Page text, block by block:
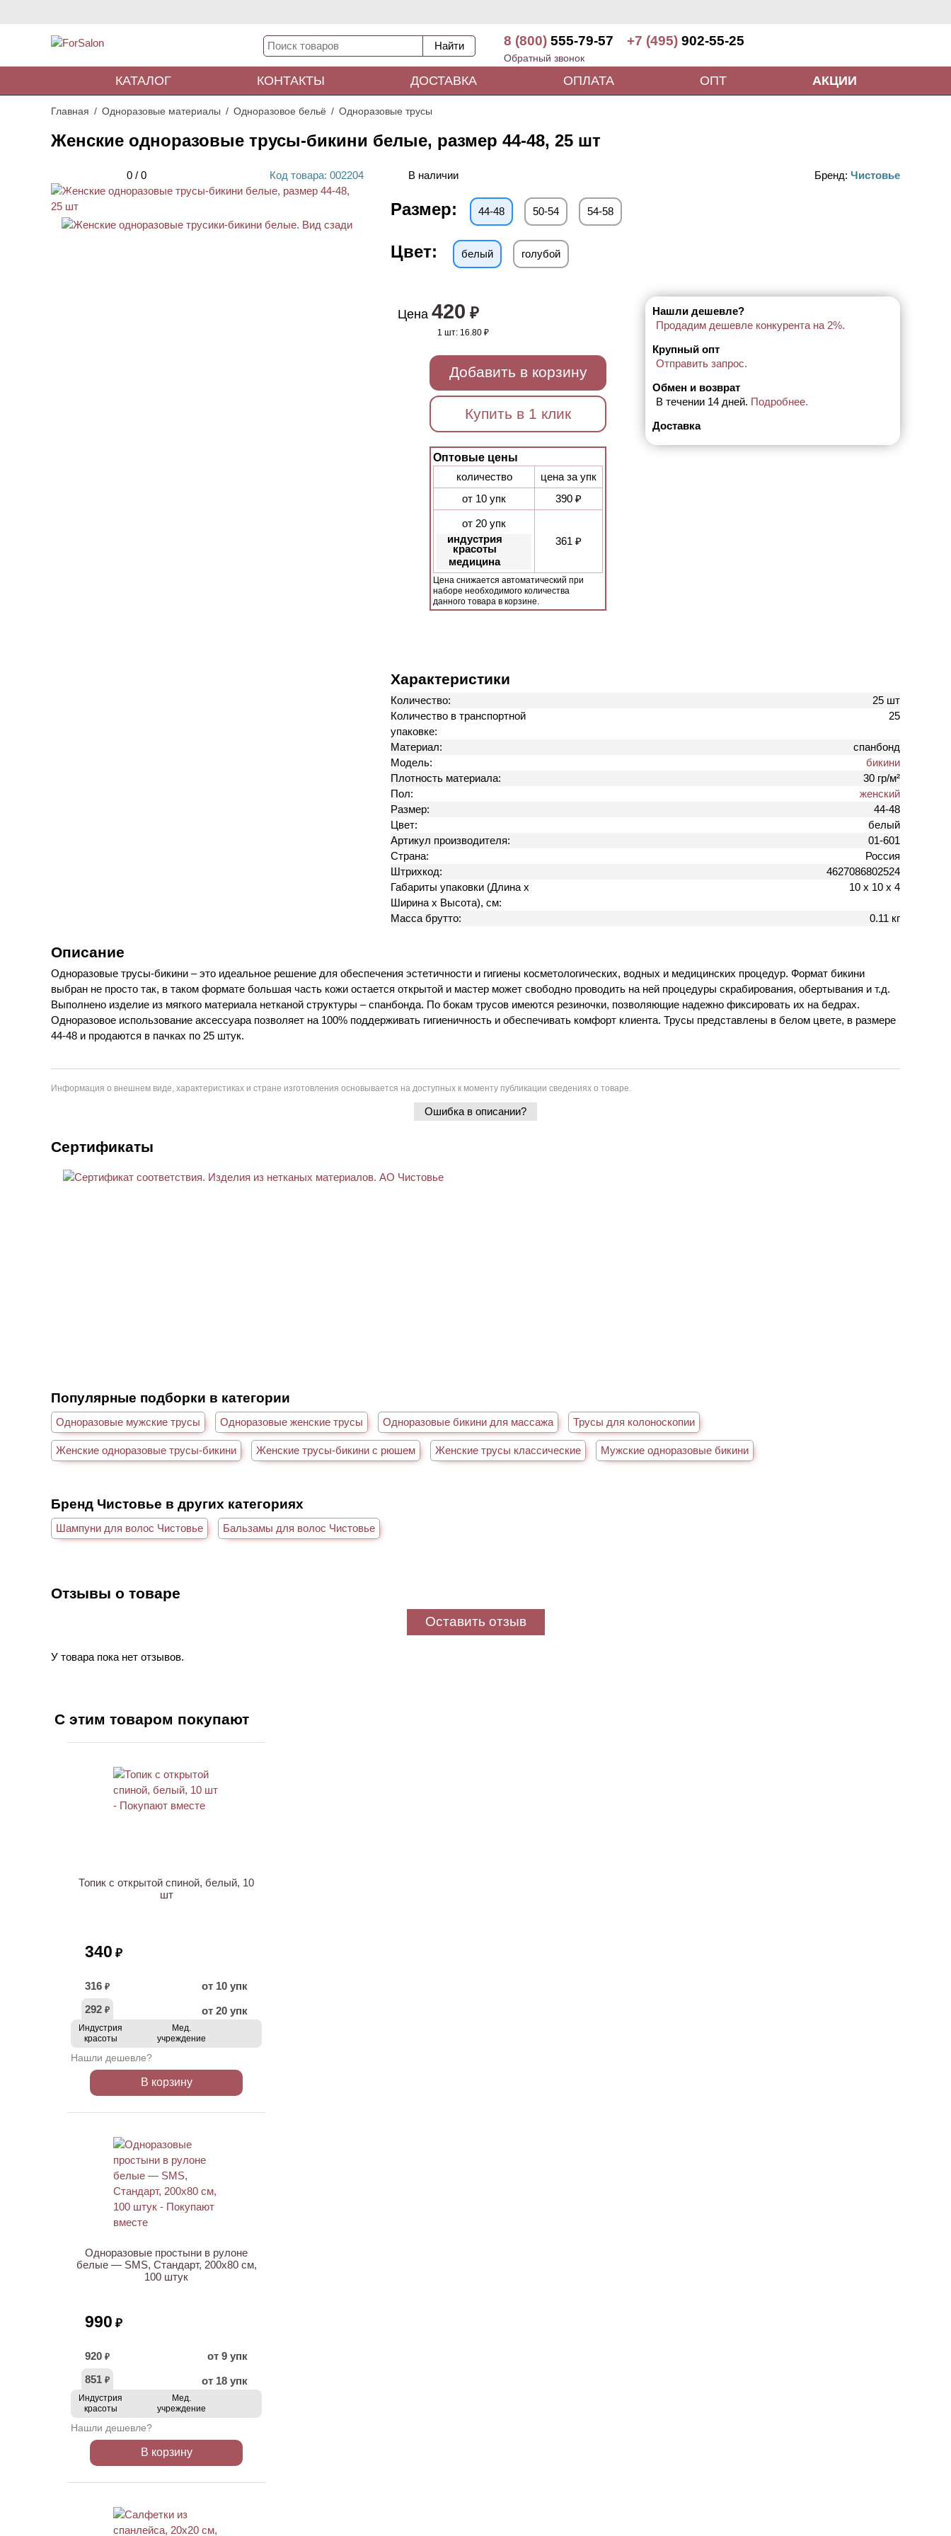
8 (800) 555-79-57 +7 (495) 902-55-25
Обратный звонок
КАТАЛОГ КОНТАКТЫ ДОСТАВКА ОПЛАТА ОПТ АКЦИИ
Главная Одноразовые материалы Одноразовое бельё Одноразовые трусы
Женские одноразовые трусы-бикини белые, размер 44-48, 25 шт
0 / 0 Код товара: 002204
ХИТ
В наличии Бренд: Чистовье
Размер: 44-48 50-54 54-58
Цвет: белый голубой
Цена 420 ₽
1 шт: 16.80 ₽
Добавить в корзину
Купить в 1 клик
Оптовые цены
количество
цена за упк
от 10 упк
390 ₽
от 20 упк
индустрия
красоты
медицина
361 ₽
Цена снижается автоматический при
наборе необходимого количества
данного товара в корзине.
Нашли дешевле?
Продадим дешевле конкурента на 2%.
Крупный опт
Отправить запрос.
Обмен и возврат
В течении 14 дней. Подробнее.
Доставка
Характеристики
Количество:
25 шт
Количество в транспортной
упаковке:
25
Материал:
спанбонд
Модель:
бикини
Плотность материала:
30 гр/м²
Пол:
женский
Размер:
44-48
Цвет:
белый
Артикул производителя:
01-601
Страна:
Россия
Штрихкод:
4627086802524
Габариты упаковки (Длина х
Ширина х Высота), см:
10 х 10 х 4
Масса брутто: 0.11 кг
Описание
Одноразовые трусы-бикини – это идеальное решение для обеспечения эстетичности и гигиены косметологических, водных и медицинских процедур. Формат бикини
выбран не просто так, в таком формате большая часть кожи остается открытой и мастер может свободно проводить на ней процедуры скрабирования, обертывания и т.д.
Выполнено изделие из мягкого материала нетканой структуры – спанбонда. По бокам трусов имеются резиночки, позволяющие надежно фиксировать их на бедрах.
Одноразовое использование аксессуара позволяет на 100% поддерживать гигиеничность и обеспечивать комфорт клиента. Трусы представлены в белом цвете, в размере
44-48 и продаются в пачках по 25 штук.
Информация о внешнем виде, характеристиках и стране изготовления основывается на доступных к моменту публикации сведениях о товаре.
Ошибка в описании?
Сертификаты
Популярные подборки в категории
Одноразовые мужские трусы Одноразовые женские трусы Одноразовые бикини для массажа Трусы для колоноскопии
Женские одноразовые трусы-бикини Женские трусы-бикини с рюшем Женские трусы классические Мужские одноразовые бикини
Бренд Чистовье в других категориях
Шампуни для волос Чистовье Бальзамы для волос Чистовье
Отзывы о товаре
Оставить отзыв
У товара пока нет отзывов.
С этим товаром покупают
Топик с открытой спиной, белый, 10
шт
340 ₽
316 ₽
от 10 упк
292 ₽ от 20 упк
Индустрия
красоты
Мед.
учреждение
Нашли дешевле?
В корзину
Одноразовые простыни в рулоне
белые — SMS, Стандарт, 200х80 см,
100 штук
990 ₽
920 ₽
от 9 упк
851 ₽ от 18 упк
Индустрия
красоты
Мед.
учреждение
Нашли дешевле?
В корзину